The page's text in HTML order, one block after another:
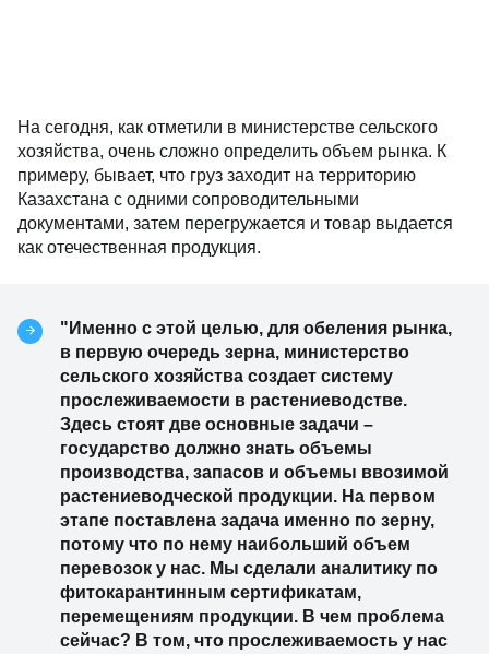
На сегодня, как отметили в министерстве сельского
хозяйства, очень сложно определить объем рынка. К
примеру, бывает, что груз заходит на территорию
Казахстана с одними сопроводительными
документами, затем перегружается и товар выдается
как отечественная продукция.
"Именно с этой целью, для обеления рынка,
в первую очередь зерна, министерство
сельского хозяйства создает систему
прослеживаемости в растениеводстве.
Здесь стоят две основные задачи –
государство должно знать объемы
производства, запасов и объемы ввозимой
растениеводческой продукции. На первом
этапе поставлена задача именно по зерну,
потому что по нему наибольший объем
перевозок у нас. Мы сделали аналитику по
фитокарантинным сертификатам,
перемещениям продукции. В чем проблема
сейчас? В том, что прослеживаемость у нас